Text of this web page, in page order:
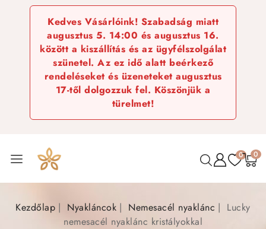
Kedves Vásárlóink! Szabadság miatt
augusztus 5. 14:00 és augusztus 16.
között a kiszállítás és az ügyfélszolgálat
szünetel. Az ez idő alatt beérkező
rendeléseket és üzeneteket augusztus
17-től dolgozzuk fel. Köszönjük a
türelmet!
0 0
Kezdőlap Nyakláncok Nemesacél nyaklánc
Lucky
nemesacél nyaklánc kristályokkal